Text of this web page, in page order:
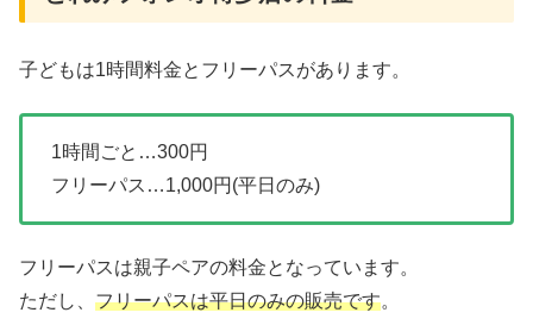
子どもは1時間料金とフリーパスがあります。
1時間ごと…300円
フリーパス…1,000円(平日のみ)
フリーパスは親子ペアの料金となっています。
ただし、 フリーパスは平日のみの販売です。